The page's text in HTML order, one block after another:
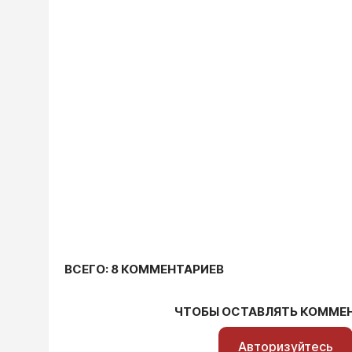
ВСЕГО: 8 КОММЕНТАРИЕВ
ЧТОБЫ ОСТАВЛЯТЬ
Авторизуйтесь